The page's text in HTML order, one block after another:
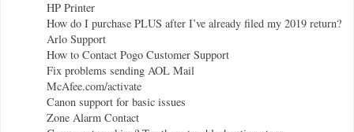
HP Printer
How do I purchase PLUS after I’ve already filed my 2019 return?
Arlo Support
How to Contact Pogo Customer Support
Fix problems sending AOL Mail
McAfee.com/activate
Canon support for basic issues
Zone Alarm Contact